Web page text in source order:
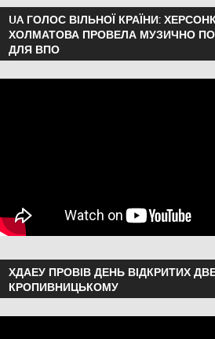
UA ГОЛОС ВІЛЬНОЇ КРАЇНИ:
ХОЛМАТОВА ПРОВЕЛА МУЗИЧНО
ДЛЯ ВПО
ХДАЕУ ПРОВІВ ДЕНЬ ВІДКРИТИХ
КРОПИВНИЦЬКОМУ